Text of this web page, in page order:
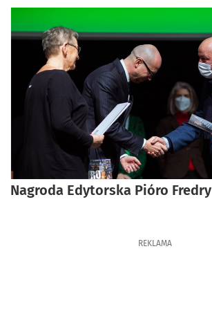
Nagroda Edytorska Pióro Fredry
REKLAMA